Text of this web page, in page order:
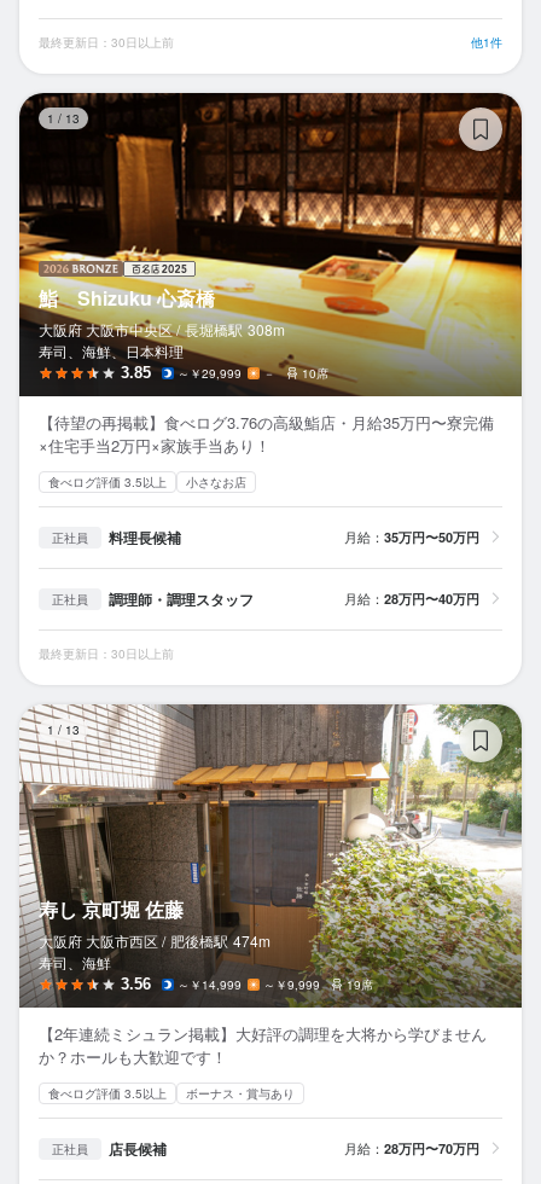
最終更新日：30日以上前 他1件
1 / 13
鮨 Shizuku 心斎橋
大阪府 大阪市中央区 / 長堀橋駅 308m
寿司、海鮮、日本料理
3.85 ～￥29,999 － 10席
【待望の再掲載】食べログ3.76の高級鮨店・月給35万円〜寮完備
×住宅手当2万円×家族手当あり！
食べログ評価 3.5以上 小さなお店
正社員 料理長候補 月給： 35万円〜50万円
正社員 調理師・調理スタッフ 月給： 28万円〜40万円
最終更新日：30日以上前
1 / 13
寿し 京町堀 佐藤
大阪府 大阪市西区 / 肥後橋駅 474m
寿司、海鮮
3.56 ～￥14,999 ～￥9,999 19席
【2年連続ミシュラン掲載】大好評の調理を大将から学びません
か？ホールも大歓迎です！
食べログ評価 3.5以上 ボーナス・賞与あり
正社員 店長候補 月給： 28万円〜70万円